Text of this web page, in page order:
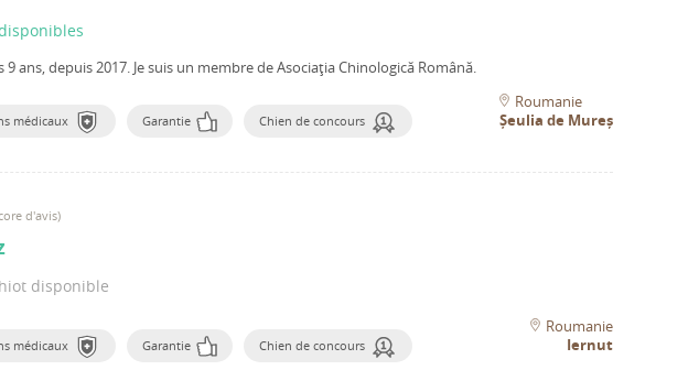
9 ans, depuis 2017. Je suis un membre de Asociaţia Chinologică Română.
médicaux Garantie Chien de concours
Roumanie
Șeulia de Mureș
d'avis)
disponible
médicaux Garantie Chien de concours
Roumanie
Iernut